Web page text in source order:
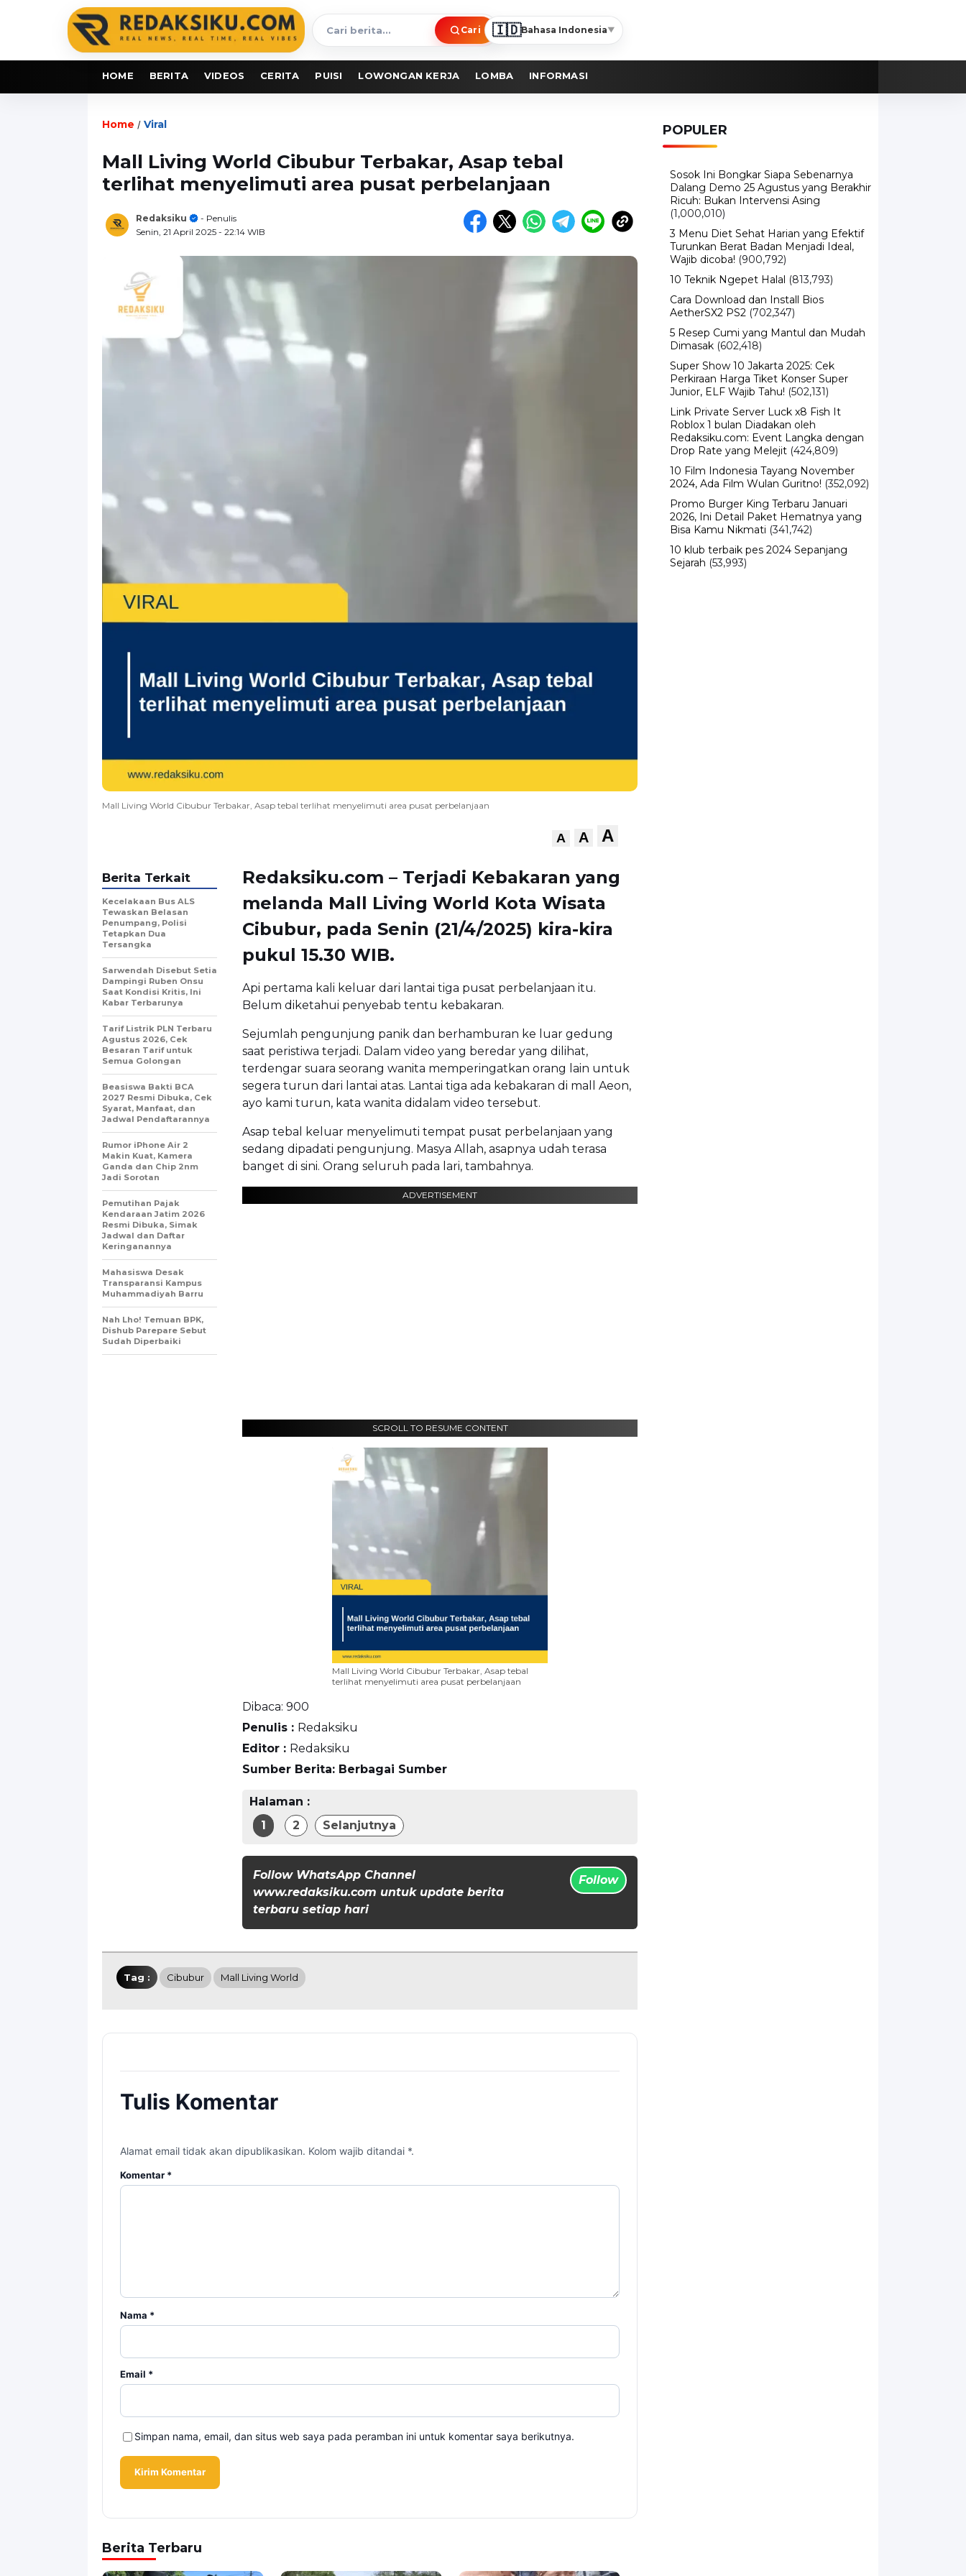
Cari
berita
Cari 🇮🇩Bahasa Indonesia▼
HOME BERITA VIDEOS CERITA PUISI LOWONGAN KERJA LOMBA INFORMASI
Home / Viral
Mall Living World Cibubur Terbakar, Asap tebal
terlihat menyelimuti area pusat perbelanjaan
Redaksiku
- Penulis
Senin, 21 April 2025 - 22:14 WIB
Mall Living World Cibubur Terbakar, Asap tebal terlihat menyelimuti area pusat perbelanjaan
A A A
Redaksiku.com – Terjadi Kebakaran yang
melanda Mall Living World Kota Wisata
Cibubur, pada Senin (21/4/2025) kira-kira
pukul 15.30 WIB.
Api pertama kali keluar dari lantai tiga pusat perbelanjaan itu.
Belum diketahui penyebab tentu kebakaran.
Sejumlah pengunjung panik dan berhamburan ke luar gedung
saat peristiwa terjadi. Dalam video yang beredar yang dilihat,
terdengar suara seorang wanita memperingatkan orang lain untuk
segera turun dari lantai atas. Lantai tiga ada kebakaran di mall Aeon,
ayo kami turun, kata wanita didalam video tersebut.
Asap tebal keluar menyelimuti tempat pusat perbelanjaan yang
sedang dipadati pengunjung. Masya Allah, asapnya udah terasa
banget di sini. Orang seluruh pada lari, tambahnya.
ADVERTISEMENT
SCROLL TO RESUME CONTENT
Mall Living World Cibubur Terbakar, Asap tebal
terlihat menyelimuti area pusat perbelanjaan
Dibaca: 900
Penulis : Redaksiku
Editor : Redaksiku
Sumber Berita: Berbagai Sumber
Halaman :
1
2 Selanjutnya
Follow WhatsApp Channel
www.redaksiku.com untuk update berita
terbaru setiap hari
Follow
Berita Terkait
Kecelakaan Bus ALS
Tewaskan Belasan
Penumpang, Polisi
Tetapkan Dua
Tersangka
Sarwendah Disebut Setia
Dampingi Ruben Onsu
Saat Kondisi Kritis, Ini
Kabar Terbarunya
Tarif Listrik PLN Terbaru
Agustus 2026, Cek
Besaran Tarif untuk
Semua Golongan
Beasiswa Bakti BCA
2027 Resmi Dibuka, Cek
Syarat, Manfaat, dan
Jadwal Pendaftarannya
Rumor iPhone Air 2
Makin Kuat, Kamera
Ganda dan Chip 2nm
Jadi Sorotan
Pemutihan Pajak
Kendaraan Jatim 2026
Resmi Dibuka, Simak
Jadwal dan Daftar
Keringanannya
Mahasiswa Desak
Transparansi Kampus
Muhammadiyah Barru
Nah Lho! Temuan BPK,
Dishub Parepare Sebut
Sudah Diperbaiki
Tag : Cibubur Mall Living World
Tulis Komentar
Alamat email tidak akan dipublikasikan. Kolom wajib ditandai *.
Komentar *
Nama *
Email *
Simpan nama, email, dan situs web saya pada peramban ini untuk komentar saya berikutnya.
Berita Terbaru
Ricuh: Bukan Intervensi Asing
(1,000,010)
3 Menu Diet Sehat Harian yang Efektif
Wajib dicoba! (900,792)
10 Teknik Ngepet Halal
Cara Download dan Install Bios
5 Resep Cumi yang Mantul dan Mudah
Super Show 10 Jakarta 2025: Cek
Junior, ELF Wajib Tahu! (502,131)
Link Private Server Luck x8 Fish It
Redaksiku.com: Event Langka dengan
Drop Rate yang Melejit (424,809)
10 Film Indonesia Tayang November
Promo Burger King Terbaru Januari
Bisa Kamu Nikmati
(341,742)
10 klub terbaik pes 2024 Sepanjang